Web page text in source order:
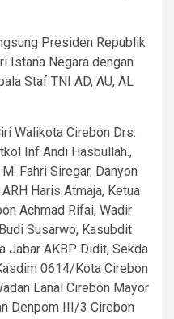
Presiden Republik
Istana Negara dengan
Staf TNI AD, AU, AL
Walikota Cirebon Drs.
Inf Andi Hasbullah.,
Fahri Siregar, Danyon
Haris Atmaja, Ketua
Achmad Rifai, Wadir
Susarwo, Kasubdit
Jabar AKBP Didit, Sekda
0614/Kota Cirebon
Lanal Cirebon Mayor
Denpom III/3 Cirebon